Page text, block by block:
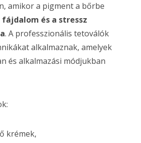
amikor a pigment a bőrbe
fájdalom és a stressz
. A professzionális tetoválók
alkalmaznak, amelyek
és alkalmazási módjukban
krémek,